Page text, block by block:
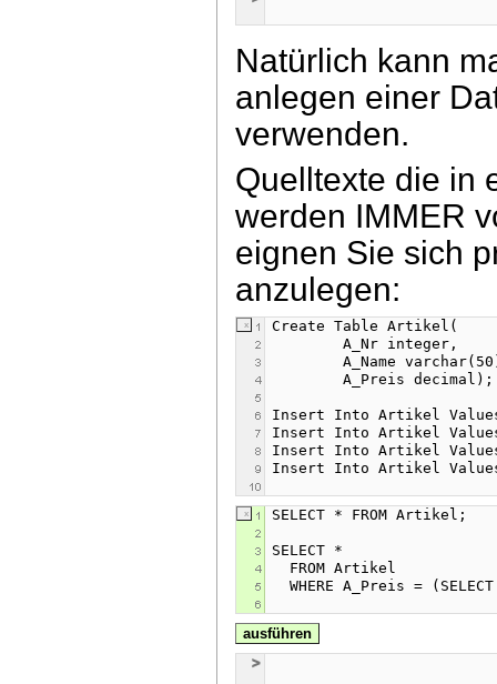
Natürlich kann
anlegen einer
verwenden.
Quelltexte die in
werden IMMER
eignen Sie sich
anzulegen:
ausführen